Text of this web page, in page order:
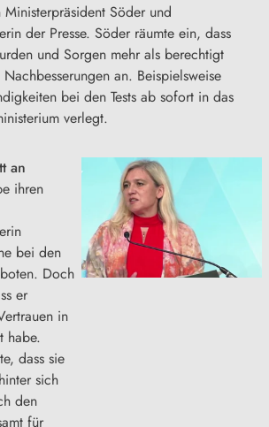
Ministerpräsident Söder und
der Presse. Söder räumte ein, dass
und Sorgen mehr als berechtigt
an. Beispielsweise
bei den Tests ab sofort in das
verlegt.
an
ihren
bei den
Doch
er
in
habe.
dass sie
sich
den
für